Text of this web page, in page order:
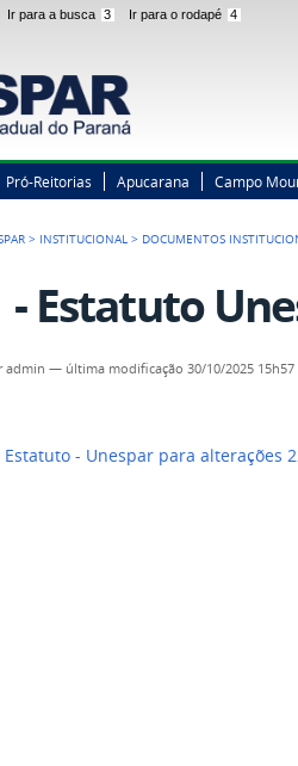
Ir para a busca 3 Ir para o rodapé 4
Pró-Reitorias Apucarana Campo
> INSTITUCIONAL > DOCUMENTOS
- Estatuto
admin — última modificação 30/10/2025 15h57
Estatuto - Unespar para alterações